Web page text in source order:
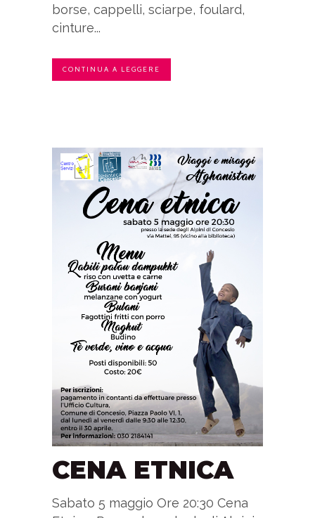
borse, cappelli, sciarpe, foulard,
cinture...
CONTINUA A LEGGERE
CENA ETNICA
Sabato 5 maggio Ore 20:30 Cena